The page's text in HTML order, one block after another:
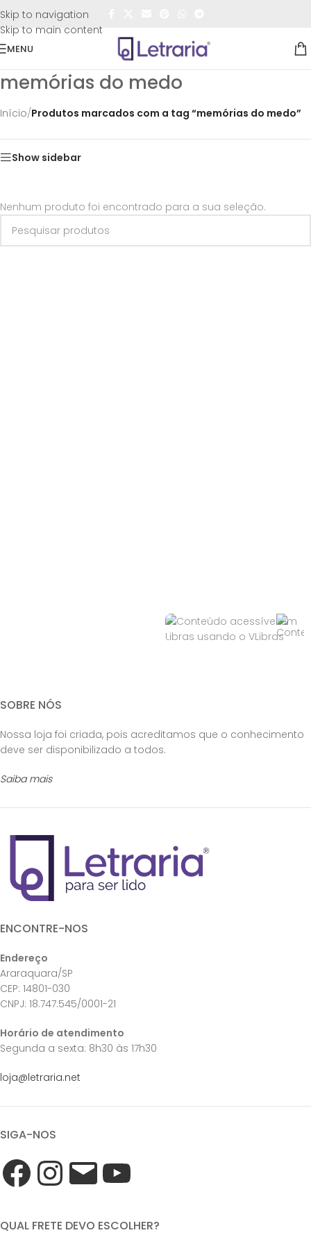
Skip to navigation
Skip to main content
FRETE GRÁTIS
MENU
memórias do medo
Início/Produtos marcados com a tag “memórias do medo”
Show sidebar
Nenhum produto foi encontrado para a sua seleção.
SOBRE NÓS
Nossa loja foi criada, pois acreditamos que o conhecimento
deve ser disponibilizado a todos.
Saiba mais
ENCONTRE-NOS
Endereço
Araraquara/SP
CEP: 14801-030
CNPJ: 18.747.545/0001-21
Horário de atendimento
Segunda a sexta: 8h30 às 17h30
loja@letraria.net
SIGA-NOS
QUAL FRETE DEVO ESCOLHER?